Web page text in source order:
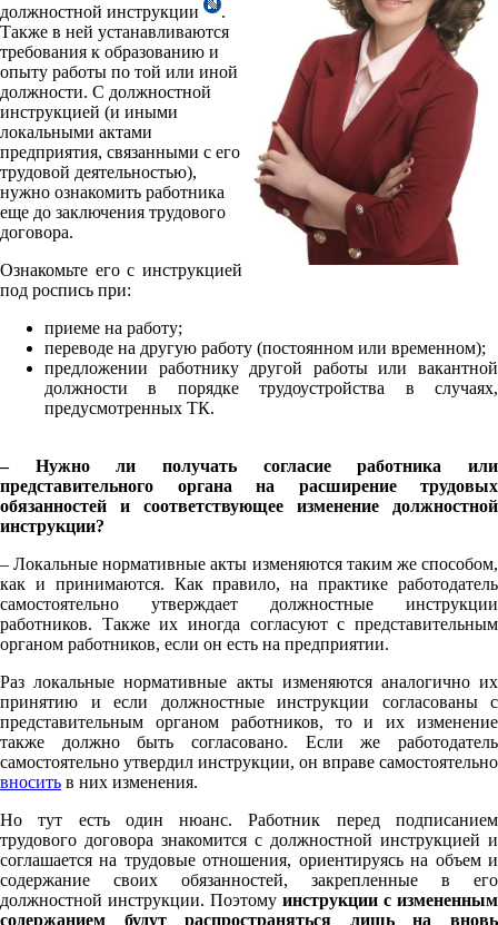
должностной инструкции
.
Также в ней устанавливаются
требования к образованию и
опыту работы по той или иной
должности. С должностной
инструкцией (и иными
локальными актами
предприятия, связанными с его
трудовой деятельностью),
нужно ознакомить работника
еще до заключения трудового
договора.
Ознакомьте его с инструкцией
под роспись при:
приеме на работу;
переводе на другую работу (постоянном или временном);
предложении работнику другой работы или вакантной
должности в порядке трудоустройства в случаях,
предусмотренных ТК.
– Нужно ли получать согласие работника или
представительного органа на расширение трудовых
обязанностей и соответствующее изменение должностной
инструкции?
– Локальные нормативные акты изменяются таким же способом,
как и принимаются. Как правило, на практике работодатель
самостоятельно утверждает должностные инструкции
работников. Также их иногда согласуют с представительным
органом работников, если он есть на предприятии.
Раз локальные нормативные акты изменяются аналогично их
принятию и если должностные инструкции согласованы с
представительным органом работников, то и их изменение
также должно быть согласовано. Если же работодатель
самостоятельно утвердил инструкции, он вправе самостоятельно
вносить в них изменения.
Но тут есть один нюанс. Работник перед подписанием
трудового договора знакомится с должностной инструкцией и
соглашается на трудовые отношения, ориентируясь на объем и
содержание своих обязанностей, закрепленные в его
должностной инструкции. Поэтому инструкции с измененным
содержанием будут распространяться лишь на вновь